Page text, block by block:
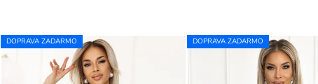
DOPRAVA ZADARMO DOPRAVA ZADARMO